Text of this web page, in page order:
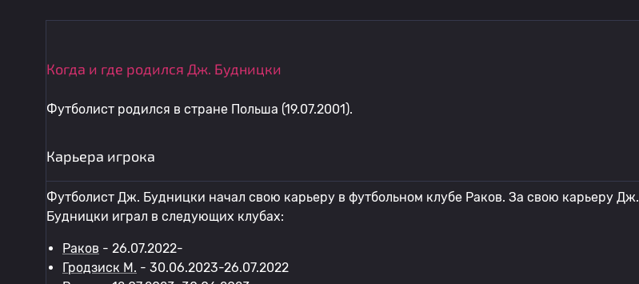
Когда и где родился Дж. Будницки
Футболист родился в стране Польша (19.07.2001).
Карьера игрока
Футболист Дж. Будницки начал свою карьеру в футбольном клубе Раков. За свою карьеру Дж.
Будницки играл в следующих клубах:
Раков - 26.07.2022-
Гродзиск М. - 30.06.2023-26.07.2022